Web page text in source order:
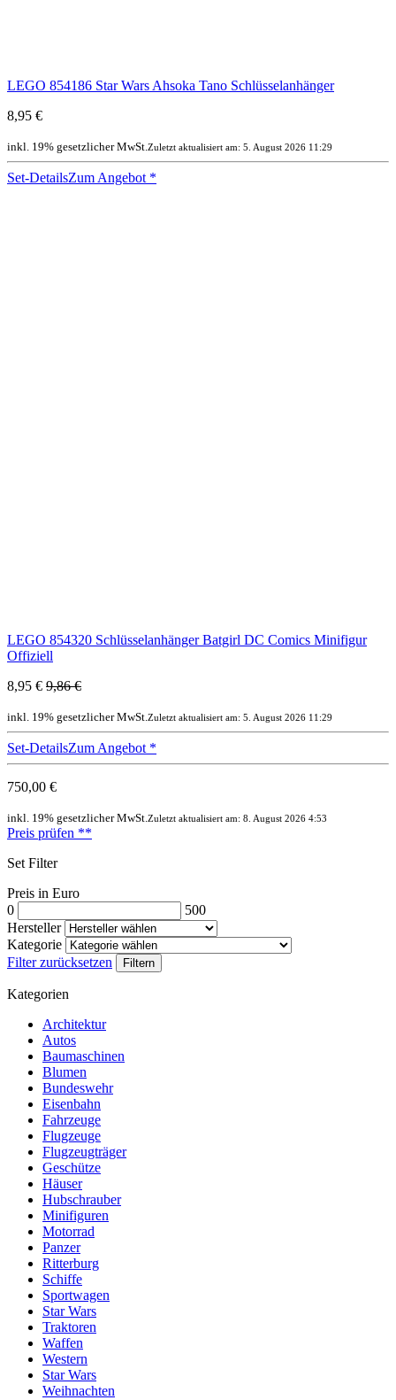
LEGO 854186 Star Wars Ahsoka Tano Schlüsselanhänger
8,95 €
inkl. 19% gesetzlicher MwSt.Zuletzt aktualisiert am: 5. August 2026 11:29
Set-DetailsZum Angebot *
LEGO 854320 Schlüsselanhänger Batgirl DC Comics Minifigur
Offiziell
8,95 € 9,86 €
inkl. 19% gesetzlicher MwSt.Zuletzt aktualisiert am: 5. August 2026 11:29
Set-DetailsZum Angebot *
750,00 €
inkl. 19% gesetzlicher MwSt.Zuletzt aktualisiert am: 8. August 2026 4:53
Preis prüfen **
Set Filter
Preis in Euro
0
500
Hersteller
Kategorie
Filter zurücksetzen
Filtern
Kategorien
Architektur
Autos
Baumaschinen
Blumen
Bundeswehr
Eisenbahn
Fahrzeuge
Flugzeuge
Flugzeugträger
Geschütze
Häuser
Hubschrauber
Minifiguren
Motorrad
Panzer
Ritterburg
Schiffe
Sportwagen
Star Wars
Traktoren
Waffen
Western
Star Wars
Weihnachten